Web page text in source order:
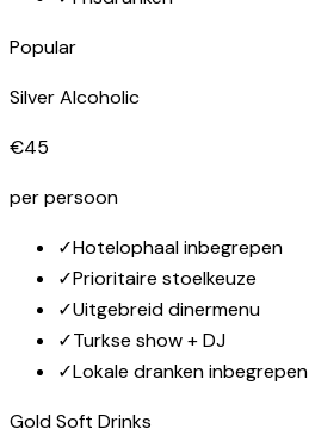
Popular
Silver Alcoholic
€45
per persoon
✓Hotelophaal inbegrepen
✓Prioritaire stoelkeuze
✓Uitgebreid dinermenu
✓Turkse show + DJ
✓Lokale dranken inbegrepen
Gold Soft Drinks